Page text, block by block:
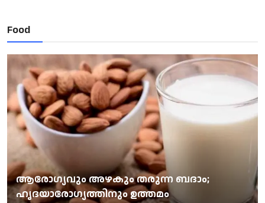
Food
ആരോഗ്യവും അഴകും തരുന്ന ബദാം;
ഹൃദയാരോഗ്യത്തിനും ഉത്തമം